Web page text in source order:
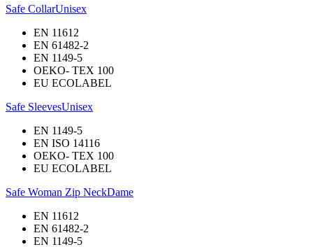
Safe CollarUnisex
EN 11612
EN 61482-2
EN 1149-5
OEKO- TEX 100
EU ECOLABEL
Safe SleevesUnisex
EN 1149-5
EN ISO 14116
OEKO- TEX 100
EU ECOLABEL
Safe Woman Zip NeckDame
EN 11612
EN 61482-2
EN 1149-5